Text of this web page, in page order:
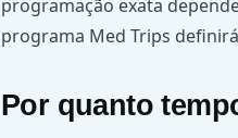
programação exata
programa Med Trips
Por quanto